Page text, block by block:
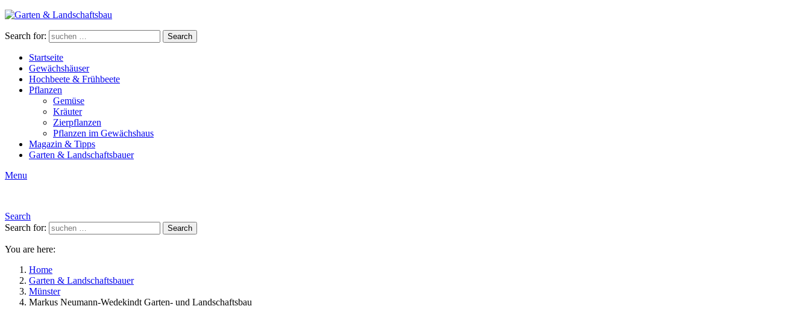
Search for: Search
Startseite
Gewächshäuser
Hochbeete & Frühbeete
Pflanzen
Gemüse
Kräuter
Zierpflanzen
Pflanzen im Gewächshaus
Magazin & Tipps
Garten & Landschaftsbauer
Menu
Search
Search for:
Search
You are here:
Home
Garten & Landschaftsbauer
Münster
Markus Neumann-Wedekindt Garten- und Landschaftsbau